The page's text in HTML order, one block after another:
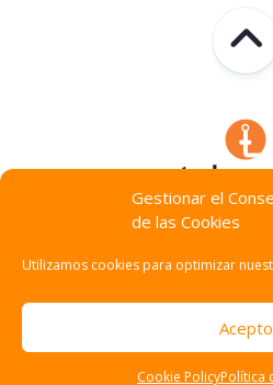
Gestionar el
de las Cookies
Utilizamos cookies para optimizar
Acepto
Cookie PolicyPolítica
Technocracia © 2026. Todos